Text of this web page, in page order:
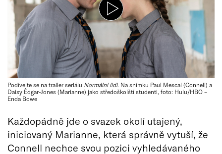
Podívejte se na trailer seriálu Normální lidi. Na snímku Paul Mescal (Connell) a
Daisy Edgar-Jones (Marianne) jako středoškolští studenti, foto: Hulu/HBO –
Enda Bowe
Každopádně jde o svazek okolí utajený,
iniciovaný Marianne, která správně vytuší, že
Connell nechce svou pozici vyhledávaného